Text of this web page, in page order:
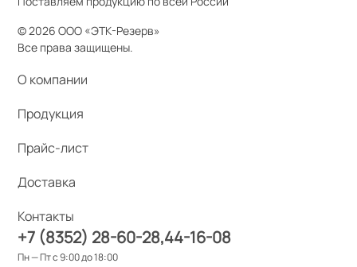
© 2026 ООО «ЭТК-Резерв»
Все права защищены.
О компании
Продукция
Прайс-лист
Доставка
Контакты
+7 (8352) 28-60-28 44-16-08
Пн — Пт с 9:00 до 18:00